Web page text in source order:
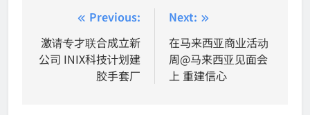
navigation
Previous:
激请专才联合成立新
公司 INIX科技计划建
胶手套厂
Next:
在马来西亚商业活动
周@马来西亚见面会
上 重建信心